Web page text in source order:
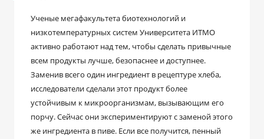
Ученые мегафакультета биотехнологий и
низкотемпературных систем Университета ИТМО
активно работают над тем, чтобы сделать привычные
всем продукты лучше, безопаснее и доступнее.
Заменив всего один ингредиент в рецептуре хлеба,
исследователи сделали этот продукт более
устойчивым к микроорганизмам, вызывающим его
порчу. Сейчас они экспериментируют с заменой этого
же ингредиента в пиве. Если все получится, пенный